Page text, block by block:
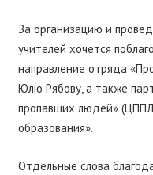
За организацию и
учителей хочется
направление отряда
Юлю Рябову, а также
пропавших людей»
образования».
Отдельные слова